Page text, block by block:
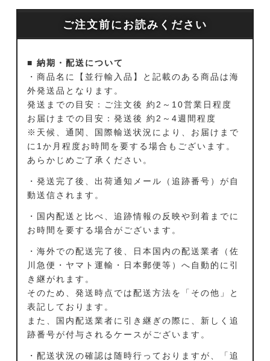
ご注文前にお読みください
■ 納期・配送について
・商品名に【並行輸入品】と記載のある商品は海
外発送品となります。
発送までの目安：ご注文後 約2～10営業日程度
お届けまでの目安：発送後 約2～4週間程度
※天候、通関、国際輸送状況により、お届けまで
に1か月程度お時間を要する場合もございます。
あらかじめご了承ください。
・発送完了後、出荷通知メール（追跡番号）が自
動送信されます。
・国内配送と比べ、追跡情報の反映や到着までに
お時間を要する場合がございます。
・海外での配送完了後、日本国内の配送業者（佐
川急便・ヤマト運輸・日本郵便等）へ自動的に引
き継がれます。
そのため、発送時点では配送方法を「その他」と
表記しております。
また、国内配送業者に引き継ぎの際に、新しく追
跡番号が付与されるケースがございます。
・配送状況の確認は随時行っておりますが、「追